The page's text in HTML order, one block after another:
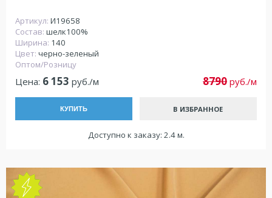
Артикул: И19658
Состав: шелк100%
Ширина: 140
Цвет: черно-зеленый
Оптом/Розницу
Цена: 6 153 руб./м 8790 руб./м
КУПИТЬ В ИЗБРАННОЕ
Доступно к заказу: 2.4 м.
NEW